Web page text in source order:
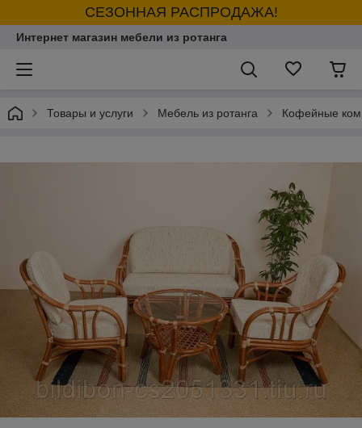
СЕЗОННАЯ РАСПРОДАЖА!
Интернет магазин мебели из ротанга
Товары и услуги Мебель из ротанга Кофейные